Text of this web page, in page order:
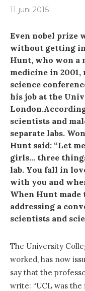
11 juni 2015
Even nobel prize
without getting in
Hunt, who won a
medicine in 2001,
science
his job at the
scientists and
separate labs.
Hunt said: “Let
girls… three
lab. You fall in
with you and
When Hunt made
addressing a
scientists and
The University
worked, has now
say that the
write: “UCL was